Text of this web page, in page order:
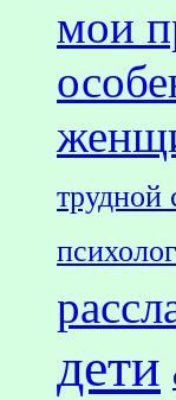
мои
трудной
дети